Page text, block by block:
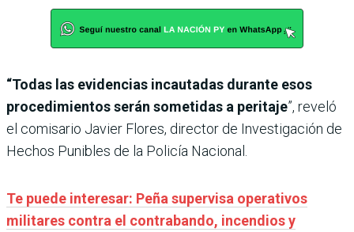
“Todas las evidencias incautadas durante esos
procedimientos serán sometidas a peritaje”, reveló
el comisario Javier Flores, director de Investigación de
Hechos Punibles de la Policía Nacional.
Te puede interesar: Peña supervisa operativos
militares contra el contrabando, incendios y